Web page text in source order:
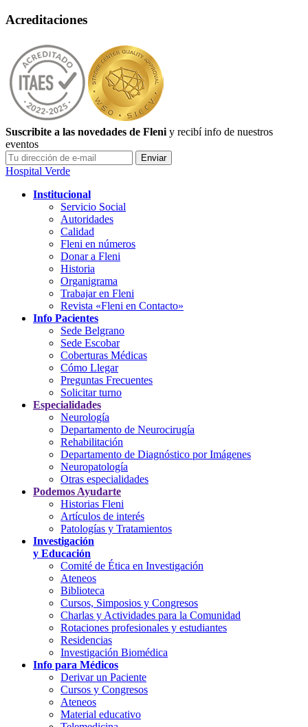
Acreditaciones
Suscribite a las novedades de Fleni y recibí info de nuestros
eventos
Hospital Verde
Institucional
Servicio Social
Autoridades
Calidad
Fleni en números
Donar a Fleni
Historia
Organigrama
Trabajar en Fleni
Revista «Fleni en Contacto»
Info Pacientes
Sede Belgrano
Sede Escobar
Coberturas Médicas
Cómo Llegar
Preguntas Frecuentes
Solicitar turno
Especialidades
Neurología
Departamento de Neurocirugía
Rehabilitación
Departamento de Diagnóstico por Imágenes
Neuropatología
Otras especialidades
Podemos Ayudarte
Historias Fleni
Artículos de interés
Patologías y Tratamientos
Investigación
y Educación
Comité de Ética en Investigación
Ateneos
Biblioteca
Cursos, Simposios y Congresos
Charlas y Actividades para la Comunidad
Rotaciones profesionales y estudiantes
Residencias
Investigación Biomédica
Info para Médicos
Derivar un Paciente
Cursos y Congresos
Ateneos
Material educativo